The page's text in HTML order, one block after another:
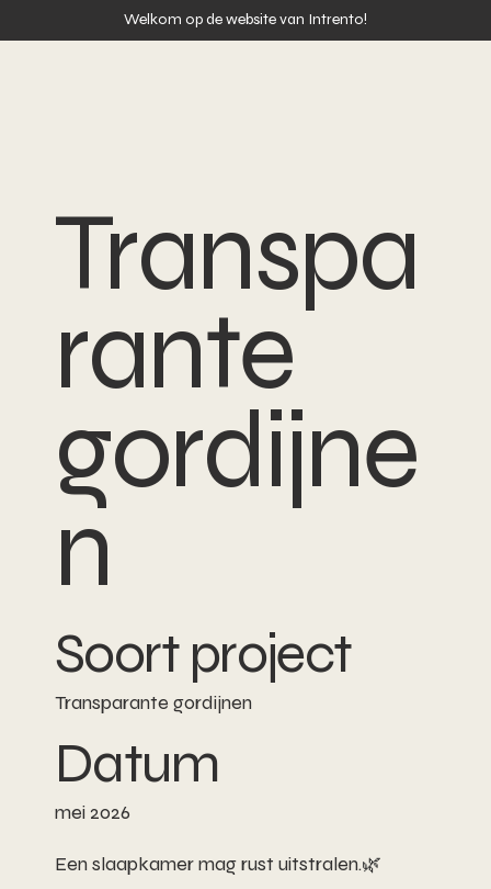
Welkom op de website van Intrento!
Transpa
rante
gordijne
n
Soort project
Transparante gordijnen
Datum
mei 2026
Een slaapkamer mag rust uitstralen.🌿